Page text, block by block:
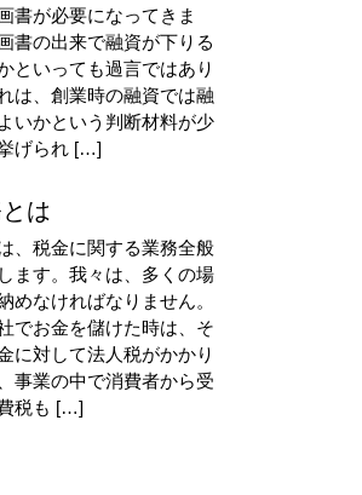
書が必要になってきま
書の出来で融資が下りる
といっても過言ではあり
は、創業時の融資では融
いかという判断材料が少
げられ […]
は
、税金に関する業務全般
ます。我々は、多くの場
めなければなりません。
でお金を儲けた時は、そ
に対して法人税がかかり
事業の中で消費者から受
税も […]